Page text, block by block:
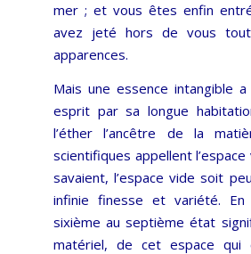
mer ; et vous êtes enfin
avez jeté hors de vous
apparences.
Mais une essence intangible
esprit par sa longue
l’éther l’ancêtre de la
scientifiques appellent l’espace
savaient, l’espace vide soit
infinie finesse et variété.
sixième au septième état
matériel, de cet espace qui